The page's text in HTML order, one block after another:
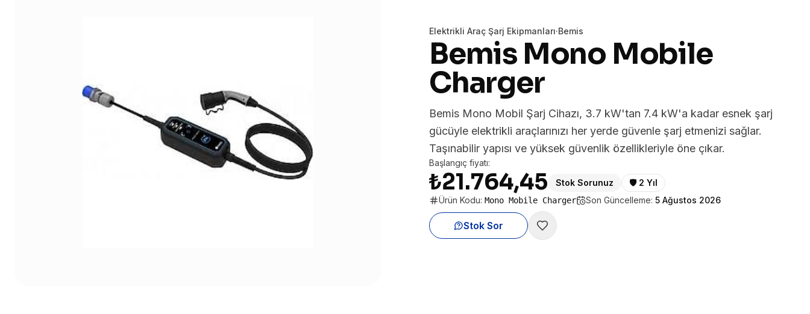
Elektrikli Araç Şarj Ekipmanları·Bemis
Bemis Mono Mobile
Charger
Bemis Mono Mobil Şarj Cihazı, 3.7 kW'tan 7.4 kW'a kadar esnek şarj
gücüyle elektrikli araçlarınızı her yerde güvenle şarj etmenizi sağlar.
Taşınabilir yapısı ve yüksek güvenlik özellikleriyle öne çıkar.
Başlangıç fiyatı:
₺21.764,45 Stok Sorunuz 🛡️ 2 Yıl
Ürün Kodu: Mono Mobile Charger Son Güncelleme: 5 Ağustos 2026
Stok Sor